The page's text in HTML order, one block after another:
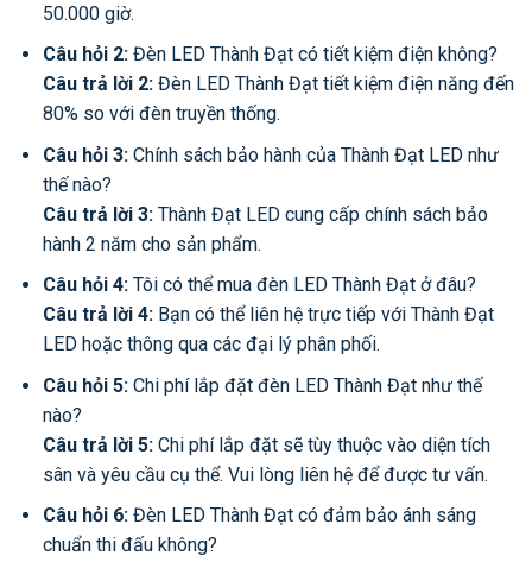
50.000 giờ.
Câu hỏi 2:Đèn LED Thành Đạt có tiết kiệm điện không?
Câu trả lời 2:Đèn LED Thành Đạt tiết kiệm điện năng đến
80% so với đèn truyền thống.
Câu hỏi 3:Chính sách bảo hành của Thành Đạt LED như
thế nào?
Câu trả lời 3:Thành Đạt LED cung cấp chính sách bảo
hành 2 năm cho sản phẩm.
Câu hỏi 4:Tôi có thể mua đèn LED Thành Đạt ở đâu?
Câu trả lời 4:Bạn có thể liên hệ trực tiếp với Thành Đạt
LED hoặc thông qua các đại lý phân phối.
Câu hỏi 5:Chi phí lắp đặt đèn LED Thành Đạt như thế
nào?
Câu trả lời 5:Chi phí lắp đặt sẽ tùy thuộc vào diện tích
sân và yêu cầu cụ thể. Vui lòng liên hệ để được tư vấn.
Câu hỏi 6:Đèn LED Thành Đạt có đảm bảo ánh sáng
chuẩn thi đấu không?